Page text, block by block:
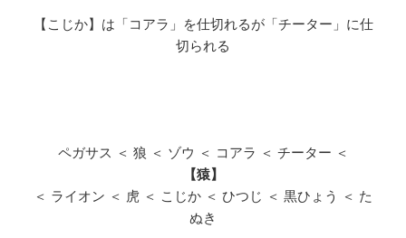
【こじか】は「コアラ」を仕切れるが「チーター」に仕
切られる
ペガサス ＜ 狼 ＜ ゾウ ＜ コアラ ＜ チーター ＜
【猿】
＜ ライオン ＜ 虎 ＜ こじか ＜ ひつじ ＜ 黒ひょう ＜ た
ぬき